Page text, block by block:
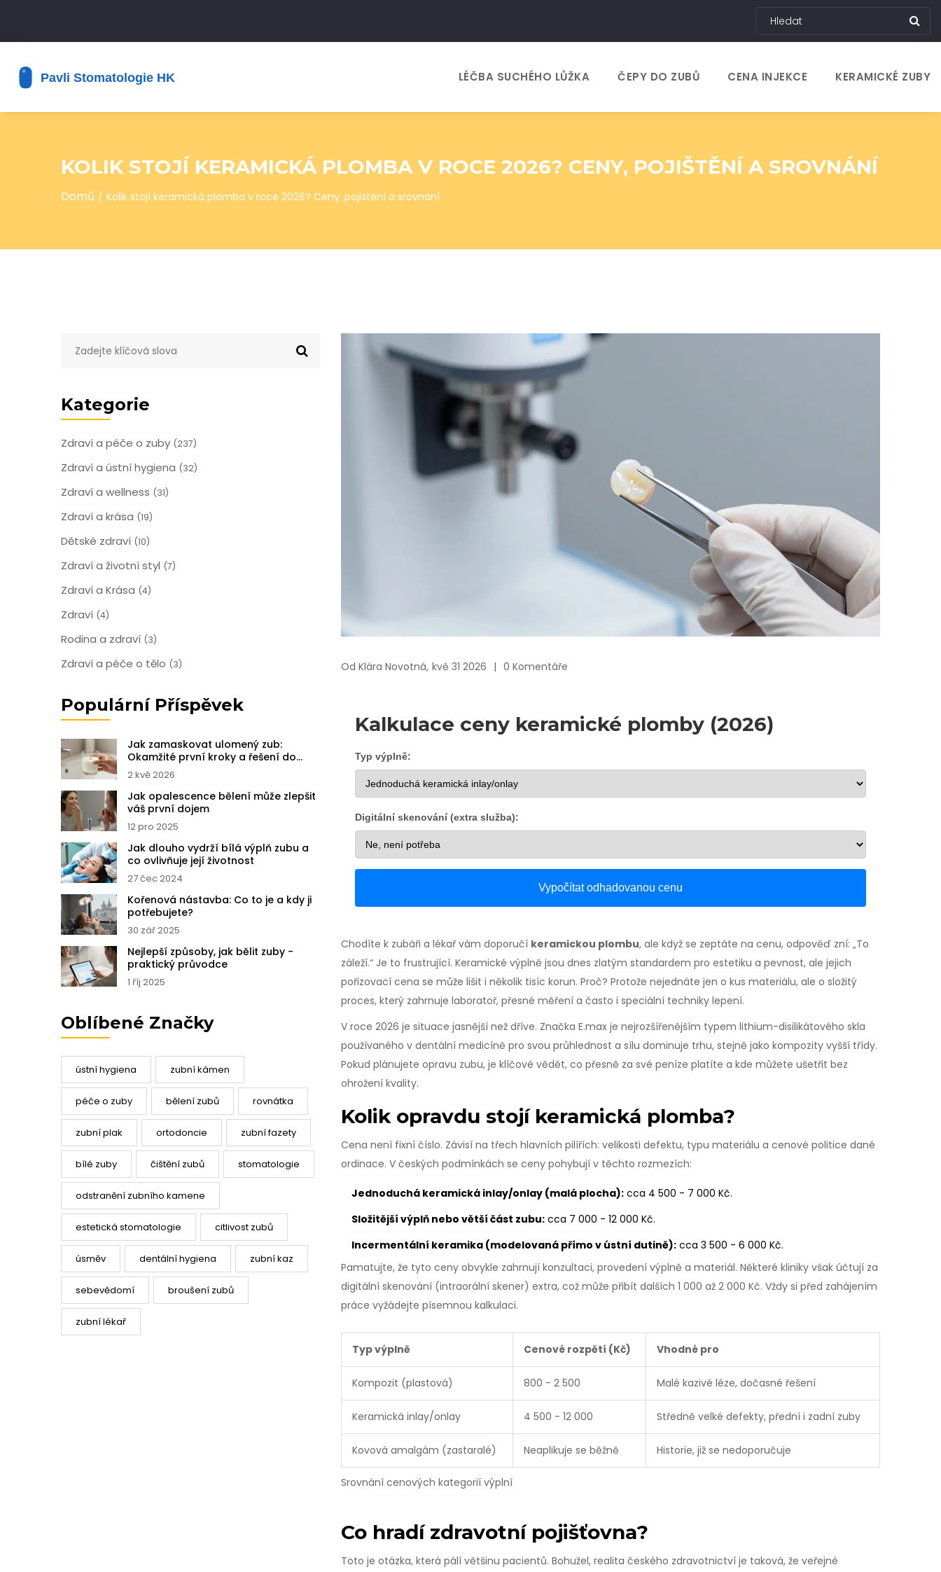
LÉČBA SUCHÉHO LŮŽKA ČEPY DO ZUBŮ CENA INJEKCE KERAMICKÉ ZUBY
KOLIK STOJÍ KERAMICKÁ PLOMBA V ROCE 2026? CENY, POJIŠTĚNÍ A SROVNÁNÍ
Domů Kolik stojí keramická plomba v roce 2026? Ceny, pojištění a srovnání
Kategorie
Zdraví a péče o zuby (237)
Zdraví a ústní hygiena (32)
Zdraví a wellness (31)
Zdraví a krása (19)
Dětské zdraví (10)
Zdraví a životní styl (7)
Zdraví a Krása (4)
Zdraví (4)
Rodina a zdraví (3)
Zdraví a péče o tělo (3)
Populární Příspěvek
Jak zamaskovat ulomený zub:
Okamžité první kroky a řešení do
ordinace
2 kvě 2026
Jak opalescence bělení může zlepšit
váš první dojem
12 pro 2025
Jak dlouho vydrží bílá výplň zubu a
co ovlivňuje její životnost
27 čec 2024
Kořenová nástavba: Co to je a kdy ji
potřebujete?
30 zář 2025
Nejlepší způsoby, jak bělit zuby -
praktický průvodce
1 říj 2025
Oblíbené Značky
ústní hygiena zubní kámen
péče o zuby bělení zubů rovnátka
zubní plak ortodoncie zubní fazety
bílé zuby čištění zubů stomatologie
odstranění zubního kamene
estetická stomatologie citlivost zubů
úsměv dentální hygiena zubní kaz
sebevědomí broušení zubů
zubní lékař
Od Klára Novotná, kvě 31 2026 0 Komentáře
Kalkulace ceny keramické plomby (2026)
Typ výplně:
Digitální skenování (extra služba):
Vypočítat odhadovanou cenu
Chodíte k zubáři a lékař vám doporučí keramickou plombu, ale když se zeptáte na cenu, odpověď zní: „To
záleží.“ Je to frustrující. Keramické výplně jsou dnes zlatým standardem pro estetiku a pevnost, ale jejich
pořizovací cena se může lišit i několik tisíc korun. Proč? Protože nejednáte jen o kus materiálu, ale o složitý
proces, který zahrnuje laboratoř, přesné měření a často i speciální techniky lepení.
V roce 2026 je situace jasnější než dříve. Značka E.maxje nejrozšířenějším typem lithium-disilikátového skla
používaného v dentální medicíně pro svou průhlednost a sílu dominuje trhu, stejně jako kompozity vyšší třídy.
Pokud plánujete opravu zubu, je klíčové vědět, co přesně za své peníze platíte a kde můžete ušetřit bez
ohrožení kvality.
Kolik opravdu stojí keramická plomba?
Cena není fixní číslo. Závisí na třech hlavních pilířích: velikosti defektu, typu materiálu a cenové politice dané
ordinace. V českých podmínkách se ceny pohybují v těchto rozmezích:
Jednoduchá keramická inlay/onlay (malá plocha):cca 4 500 - 7 000 Kč.
Složitější výplň nebo větší část zubu:cca 7 000 - 12 000 Kč.
Incermentální keramika (modelovaná přímo v ústní dutině):cca 3 500 - 6 000 Kč.
Pamatujte, že tyto ceny obvykle zahrnují konzultaci, provedení výplně a materiál. Některé kliniky však účtují za
digitální skenování (intraorální skener) extra, což může přibít dalších 1 000 až 2 000 Kč. Vždy si před zahájením
práce vyžádejte písemnou kalkulaci.
Srovnání cenových kategorií výplní
Typ výplně Cenové rozpětí (Kč) Vhodné pro
Kompozit (plastová) 800 - 2 500 Malé kazivé léze, dočasné řešení
Keramická inlay/onlay 4 500 - 12 000 Středně velké defekty, přední i zadní zuby
Kovová amalgám (zastaralé) Neaplikuje se běžně Historie, již se nedoporučuje
Co hradí zdravotní pojišťovna?
Toto je otázka, která pálí většinu pacientů. Bohužel, realita českého zdravotnictví je taková, že veřejné